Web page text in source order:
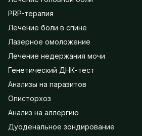
PRP-терапия
Лечение боли в спине
Лазерное омоложение
Лечение недержания мочи
Генетический ДНК-тест
Анализы на паразитов
Описторхоз
Анализ на аллергию
Дуоденальное зондирование